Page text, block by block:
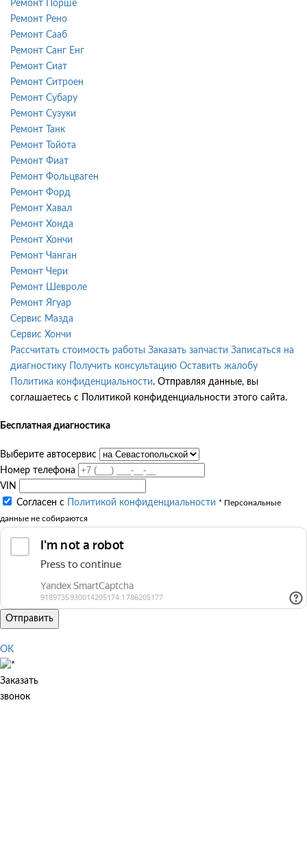
Ремонт Порше
Ремонт Рено
Ремонт Сааб
Ремонт Санг Енг
Ремонт Сиат
Ремонт Ситроен
Ремонт Субару
Ремонт Сузуки
Ремонт Танк
Ремонт Тойота
Ремонт Фиат
Ремонт Фольцваген
Ремонт Форд
Ремонт Хавал
Ремонт Хонда
Ремонт Хончи
Ремонт Чанган
Ремонт Чери
Ремонт Шевроле
Ремонт Ягуар
Сервис Мазда
Сервис Хончи
Рассчитать стоимость работы Заказать запчасти Записаться на
диагностику
Получить консультацию Оставить жалобу
Политика конфиденциальности. Отправляя данные, вы
соглашаетесь с Политикой конфиденциальности этого сайта.
Бесплатная диагностика
Выберите автосервис
Номер телефона
VIN
Согласен с
Политикой конфиденциальности * Персональные
данные не собираются
Отправить
OK
Заказать
звонок